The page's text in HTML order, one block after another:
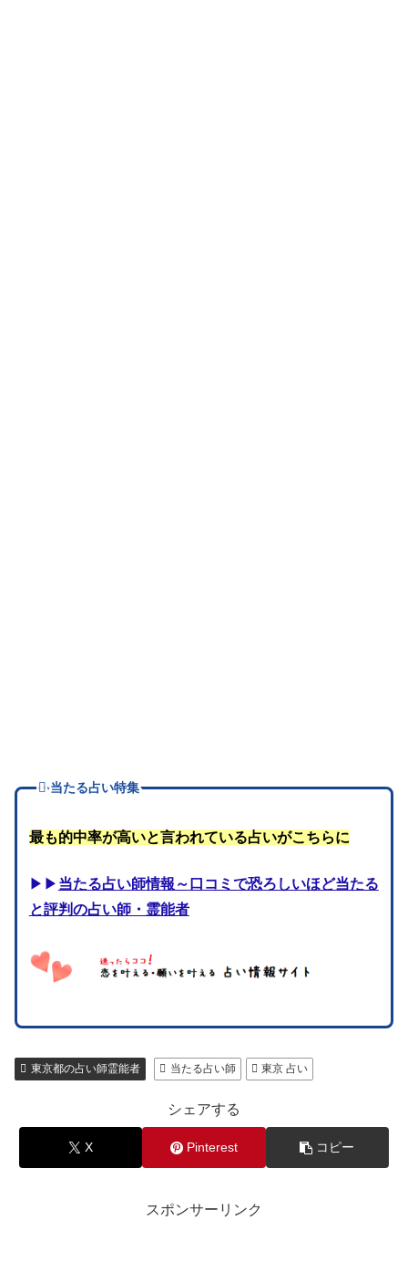
当たる占い特集
最も的中率が高いと言われている占いがこちらに
▶▶ 当たる占い師情報～口コミで恐ろしいほど当たる
と評判の占い師・霊能者
東京都の占い師霊能者 当たる占い師 東京 占い
シェアする
X Pinterest コピー
スポンサーリンク